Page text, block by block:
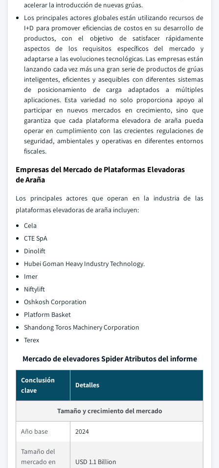
acelerar la introducción de nuevas grúas.
Los principales actores globales están utilizando recursos de
I+D para promover eficiencias de costos en su desarrollo de
productos, con el objetivo de satisfacer rápidamente
aspectos de los requisitos específicos del mercado y
adaptarse a las evoluciones tecnológicas. Las empresas están
lanzando cada vez más una gran serie de productos de grúas
inteligentes, eficientes y asequibles con diferentes sistemas
de posicionamiento de carga adaptados a múltiples
aplicaciones. Esta variedad no solo proporciona apoyo al
participar en nuevos mercados en crecimiento, sino que
garantiza que cada plataforma elevadora de araña pueda
operar en cumplimiento con las crecientes regulaciones de
seguridad, ambientales y operativas en diferentes entornos
fiscales.
Empresas del Mercado de Plataformas Elevadoras
de Araña
Los principales actores que operan en la industria de las
plataformas elevadoras de araña incluyen:
Cela
CTE SpA
Dinolift
Hubei Goman Heavy Industry Technology.
Imer
Niftylift
Oshkosh Corporation
Platform Basket
Shandong Toros Machinery Corporation
Terex
Mercado de elevadores Spider Atributos del informe
Conclusión
clave
Detalles
Tamaño y crecimiento del mercado
Año base 2024
Tamaño del
mercado en
USD 1.1 Billion